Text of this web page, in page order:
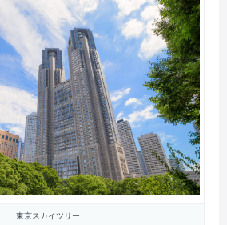
東京スカイツリー